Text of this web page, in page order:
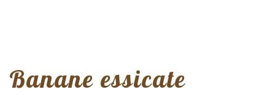
Banane essicate